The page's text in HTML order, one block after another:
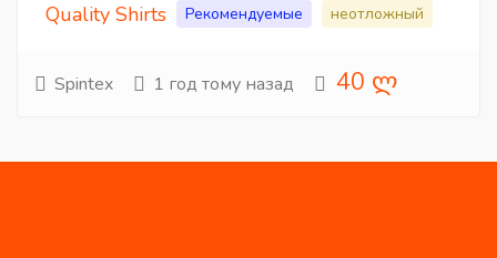
Quality Shirts Рекомендуемые неотложный
Spintex 1 год тому назад 40 ლ